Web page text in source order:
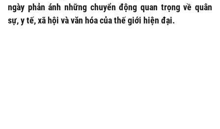
ngày phản ánh những chuyển động quan trọng về quân
sự, y tế, xã hội và văn hóa của thế giới hiện đại.